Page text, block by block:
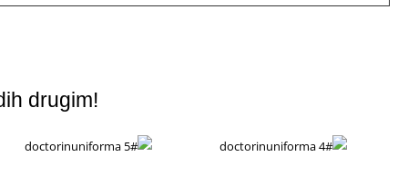
drugim!